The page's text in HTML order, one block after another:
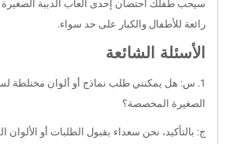
سيحب طفلك احتضان إحدى ألعاب الدببة
رائعة للأطفال والكبار على حد سواء.
الأسئلة الشائعة
1. س: هل يمكنني طلب نماذج أو ألوان مختلطة
الصغيرة المخصصة؟
ج: بالتأكيد، نحن سعداء بقبول الطلبات أو الألوان